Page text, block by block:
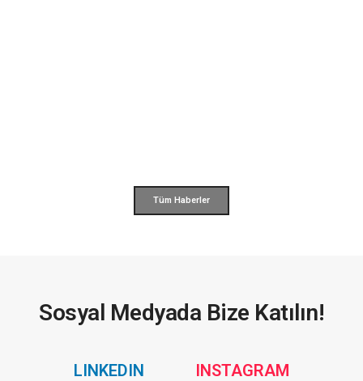
Tüm Haberler
Sosyal Medyada Bize Katılın!
LINKEDINSocial INSTAGRAMSocial